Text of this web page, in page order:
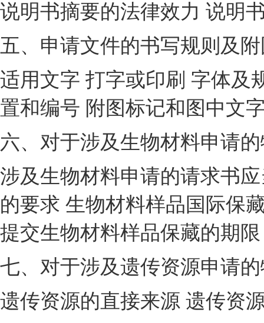
说明书摘要的法律效力 说明
五、申请文件的书写规则及
适用文字 打字或印刷 字体及
置和编号 附图标记和图中文
六、对于涉及生物材料申请
涉及生物材料申请的请求书
的要求 生物材料样品国际保
提交生物材料样品保藏的期
七、对于涉及遗传资源申请
遗传资源的直接来源 遗传资